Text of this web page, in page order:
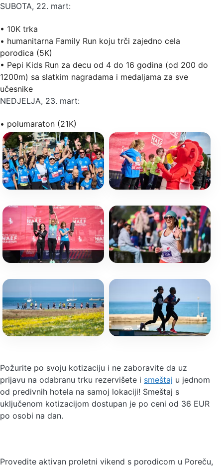
SUBOTA, 22. mart:
• 10K trka
• humanitarna Family Run koju trči zajedno cela
porodica (5K)
• Pepi Kids Run za decu od 4 do 16 godina (od 200 do
1200m) sa slatkim nagradama i medaljama za sve
učesnike
NEDJELJA, 23. mart:
• polumaraton (21K)
Požurite po svoju kotizaciju i ne zaboravite da uz
prijavu na odabranu trku rezervišete i smeštaj u jednom
od predivnih hotela na samoj lokaciji! Smeštaj s
uključenom kotizacijom dostupan je po ceni od 36 EUR
po osobi na dan.
Provedite aktivan proletni vikend s porodicom u Poreču,